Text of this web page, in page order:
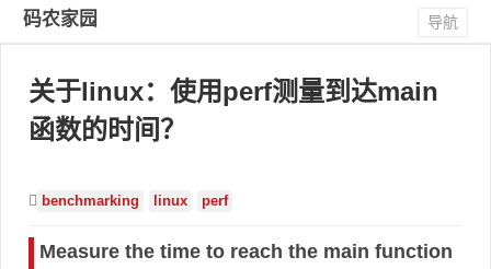
码农家园 导航
关于linux：使用perf测量到达main
函数的时间？
benchmarking linux perf
Measure the time to reach the main function